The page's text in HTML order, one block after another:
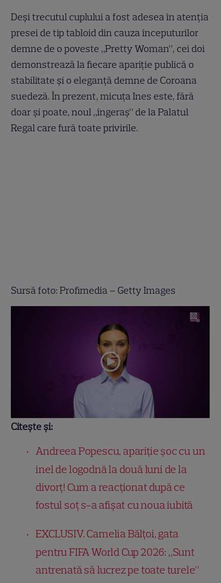
Deși trecutul cuplului a fost adesea în atenția
presei de tip tabloid din cauza începuturilor
demne de o poveste „Pretty Woman”, cei doi
demonstrează la fiecare apariție publică o
stabilitate și o eleganță demne de Coroana
suedeză. În prezent, micuța Ines este, fără
doar și poate, noul „îngeraș” de la Palatul
Regal care fură toate privirile.
Sursă foto: Profimedia – Getty Images
Citește și:
Andreea Popescu, apariție șoc cu un
inel de logodnă la două luni de la
divorț! Cum a reacționat după ce
fostul soț s-a afișat cu noua iubită
EXCLUSIV. Camelia Bălțoi, gata
pentru FIFA World Cup 2026: „Sunt
antrenată să lucrez pe toate turele”